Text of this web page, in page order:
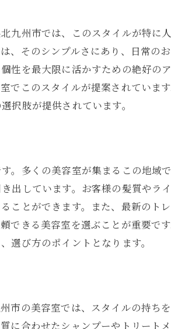
しさ
九州市では、このスタイルが特に
、そのシンプルさにあり、日常の
性を最大限に活かすための絶好の
でこのスタイルが提案されていま
択肢が提供されています。
。多くの美容室が集まるこの地域
出しています。お客様の髪質やラ
ことができます。また、最新のト
できる美容室を選ぶことが重要で
選び方のポイントとなります。
市の美容室では、スタイルの持ち
に合わせたシャンプーやトリート